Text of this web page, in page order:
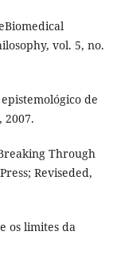
vol. 5, no.
epistemológico de
2007.
Through
Reviseded,
os limites da